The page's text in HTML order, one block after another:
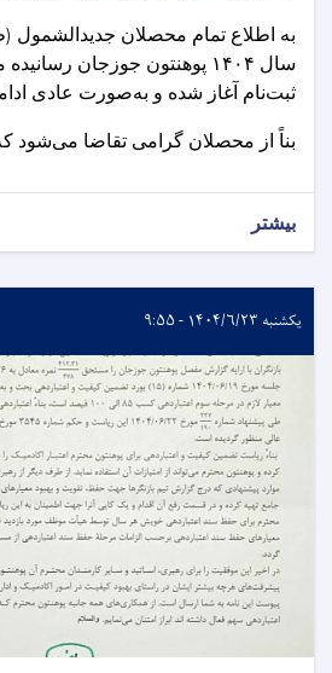
به اطلاع تمام محصلان جدیدالشمول
سال ۱۴۰۴ پوهنتون جوزجان
ثبت‌نام آغاز شده و به‌صورت عادی
بناً از محصلان گرامی تقاضا می‌شود
بیشتر
یکشنبه ۱۴۰۴/۶/۲۳ - ۹:۵۵